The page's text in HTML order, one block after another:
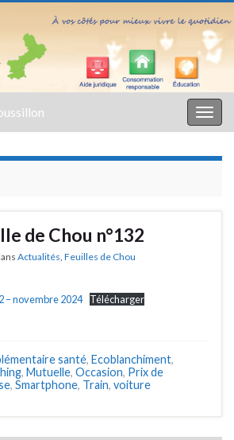
de Chou n°132
Actualités, Feuilles de Chou
– novembre 2024 Télécharger
santé, Ecoblanchiment,
, Mutuelle, Occasion, Prix de
, Smartphone, Train, voiture